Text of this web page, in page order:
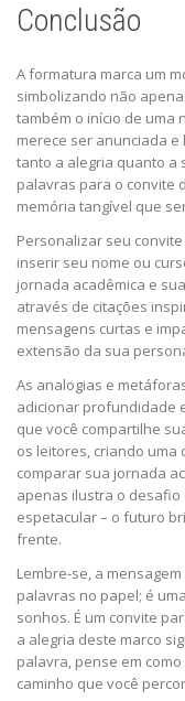
Conclusão
A formatura marca um
simbolizando não
também o início de uma
merece ser anunciada
tanto a alegria quanto a
palavras para o convite
memória tangível que
Personalizar seu
inserir seu nome ou
jornada acadêmica e
através de citações
mensagens curtas e
extensão da sua
As analogias e
adicionar profundidade
que você compartilhe
os leitores, criando uma
comparar sua jornada
apenas ilustra o desafio
espetacular – o futuro
frente.
Lembre-se, a
palavras no papel; é
sonhos. É um convite
a alegria deste marco
palavra, pense em
caminho que você